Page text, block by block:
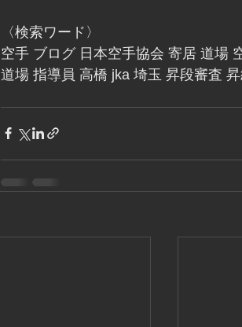
〈検索ワード〉
空手 ブログ 日本空手協会 寄居 道場
道場 指導員 高橋 jka 埼玉 昇段審査